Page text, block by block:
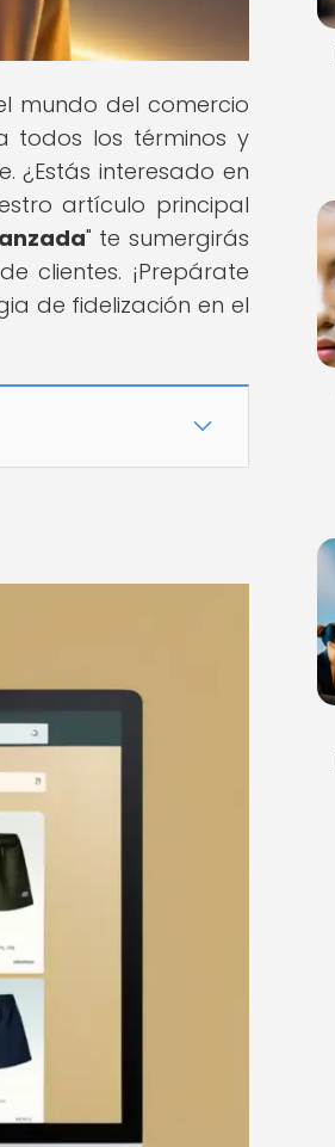
mundo del comercio
todos los términos y
¿Estás interesado en
artículo principal
" te sumergirás
clientes. ¡Prepárate
de fidelización en el